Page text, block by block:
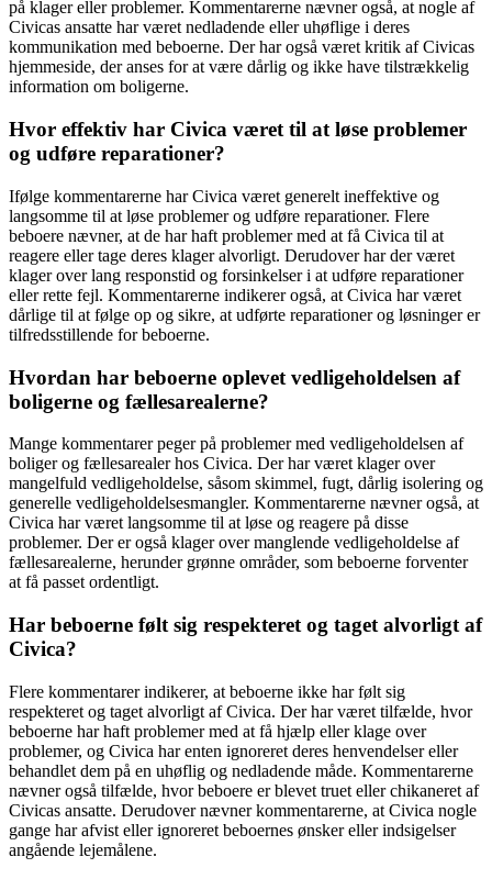
på klager eller problemer. Kommentarerne nævner også, at nogle af
Civicas ansatte har været nedladende eller uhøflige i deres
kommunikation med beboerne. Der har også været kritik af Civicas
hjemmeside, der anses for at være dårlig og ikke have tilstrækkelig
information om boligerne.
Hvor effektiv har Civica været til at løse problemer
og udføre reparationer?
Ifølge kommentarerne har Civica været generelt ineffektive og
langsomme til at løse problemer og udføre reparationer. Flere
beboere nævner, at de har haft problemer med at få Civica til at
reagere eller tage deres klager alvorligt. Derudover har der været
klager over lang responstid og forsinkelser i at udføre reparationer
eller rette fejl. Kommentarerne indikerer også, at Civica har været
dårlige til at følge op og sikre, at udførte reparationer og løsninger er
tilfredsstillende for beboerne.
Hvordan har beboerne oplevet vedligeholdelsen af
boligerne og fællesarealerne?
Mange kommentarer peger på problemer med vedligeholdelsen af
boliger og fællesarealer hos Civica. Der har været klager over
mangelfuld vedligeholdelse, såsom skimmel, fugt, dårlig isolering og
generelle vedligeholdelsesmangler. Kommentarerne nævner også, at
Civica har været langsomme til at løse og reagere på disse
problemer. Der er også klager over manglende vedligeholdelse af
fællesarealerne, herunder grønne områder, som beboerne forventer
at få passet ordentligt.
Har beboerne følt sig respekteret og taget alvorligt af
Civica?
Flere kommentarer indikerer, at beboerne ikke har følt sig
respekteret og taget alvorligt af Civica. Der har været tilfælde, hvor
beboerne har haft problemer med at få hjælp eller klage over
problemer, og Civica har enten ignoreret deres henvendelser eller
behandlet dem på en uhøflig og nedladende måde. Kommentarerne
nævner også tilfælde, hvor beboere er blevet truet eller chikaneret af
Civicas ansatte. Derudover nævner kommentarerne, at Civica nogle
gange har afvist eller ignoreret beboernes ønsker eller indsigelser
angående lejemålene.